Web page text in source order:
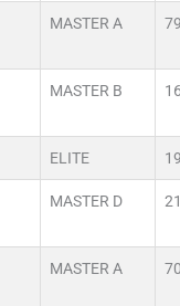
MASTER A
MASTER B
ELITE
MASTER D
MASTER A